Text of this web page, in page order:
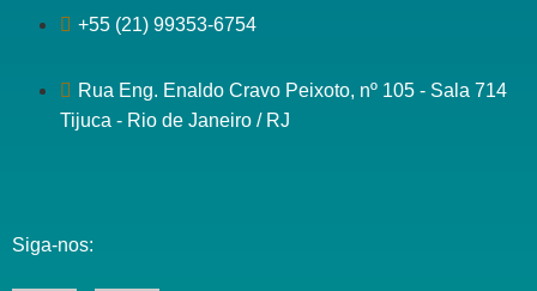
+55 (21) 99353-6754
Rua Eng. Enaldo Cravo Peixoto, nº 105 - Sala 714
Tijuca - Rio de Janeiro / RJ
Siga-nos: